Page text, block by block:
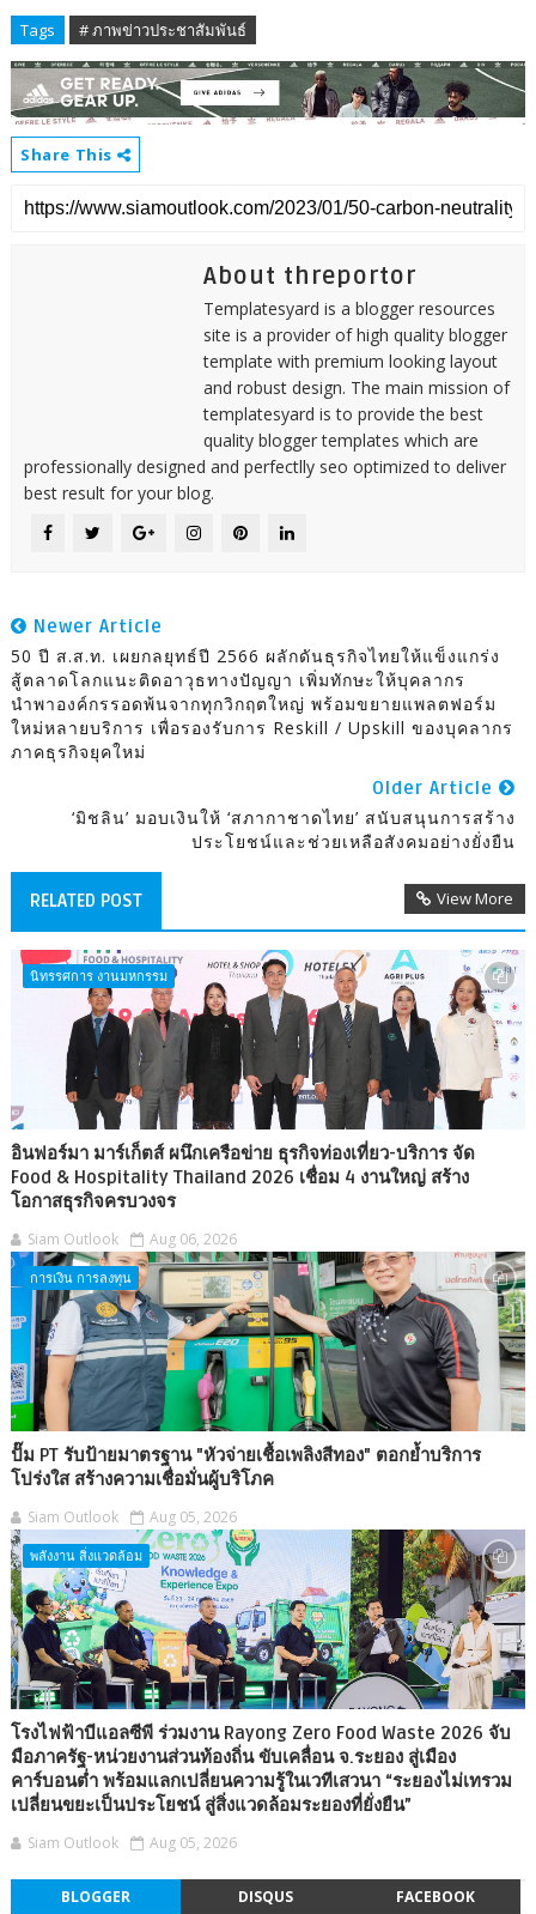
Tags # ภาพข่าวประชาสัมพันธ์
Share This
About threportor
Templatesyard is a blogger resources
site is a provider of high quality blogger
template with premium looking layout
and robust design. The main mission of
templatesyard is to provide the best
quality blogger templates which are
professionally designed and perfectlly seo optimized to deliver
best result for your blog.
Newer Article
50 ปี ส.ส.ท. เผยกลยุทธ์ปี 2566 ผลักดันธุรกิจไทยให้แข็งแกร่ง
สู้ตลาดโลกแนะติดอาวุธทางปัญญา เพิ่มทักษะให้บุคลากร
นำพาองค์กรรอดพ้นจากทุกวิกฤตใหญ่ พร้อมขยายแพลตฟอร์ม
ใหม่หลายบริการ เพื่อรองรับการ Reskill / Upskill ของบุคลากร
ภาคธุรกิจยุคใหม่
Older Article
‘มิชลิน’ มอบเงินให้ ‘สภากาชาดไทย’ สนับสนุนการสร้าง
ประโยชน์และช่วยเหลือสังคมอย่างยั่งยืน
RELATED POST View More
นิทรรศการ งานมหกรรม
อินฟอร์มา มาร์เก็ตส์ ผนึกเครือข่าย ธุรกิจท่องเที่ยว-บริการ จัด
Food & Hospitality Thailand 2026 เชื่อม 4 งานใหญ่ สร้าง
โอกาสธุรกิจครบวงจร
Siam Outlook Aug 06, 2026
การเงิน การลงทุน
ปั๊ม PT รับป้ายมาตรฐาน "หัวจ่ายเชื้อเพลิงสีทอง" ตอกย้ำบริการ
โปร่งใส สร้างความเชื่อมั่นผู้บริโภค
Siam Outlook Aug 05, 2026
พลังงาน สิ่งแวดล้อม
โรงไฟฟ้าบีแอลซีพี ร่วมงาน Rayong Zero Food Waste 2026 จับ
มือภาครัฐ-หน่วยงานส่วนท้องถิ่น ขับเคลื่อน จ.ระยอง สู่เมือง
คาร์บอนต่ำ พร้อมแลกเปลี่ยนความรู้ในเวทีเสวนา “ระยองไม่เทรวม
เปลี่ยนขยะเป็นประโยชน์ สู่สิ่งแวดล้อมระยองที่ยั่งยืน”
Siam Outlook Aug 05, 2026
BLOGGER DISQUS FACEBOOK